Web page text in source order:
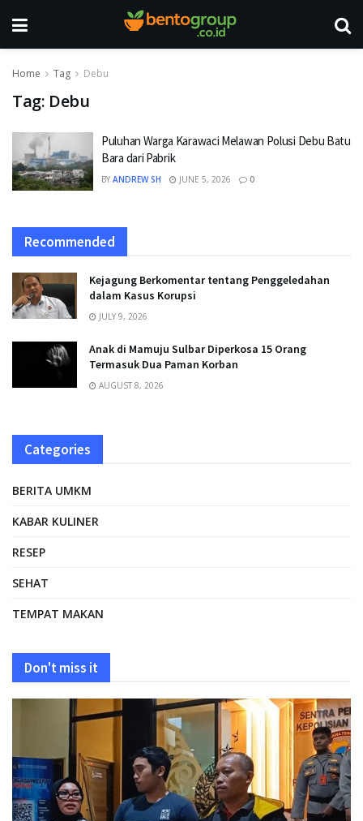
Home Tag Debu
Tag: Debu
Puluhan Warga Karawaci Melawan Polusi Debu Batu
Bara dari Pabrik
BY ANDREW SH JUNE 5, 2026 0
Recommended
Kejagung Berkomentar tentang Penggeledahan
dalam Kasus Korupsi
JULY 9, 2026
Anak di Mamuju Sulbar Diperkosa 15 Orang
Termasuk Dua Paman Korban
AUGUST 8, 2026
Categories
BERITA UMKM
KABAR KULINER
RESEP
SEHAT
TEMPAT MAKAN
Don't miss it